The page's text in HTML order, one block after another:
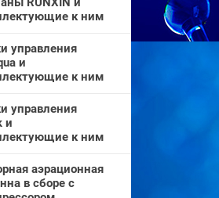
к ним
управления
и
к ним
управления
и
к ним
аэрационная
в сборе с